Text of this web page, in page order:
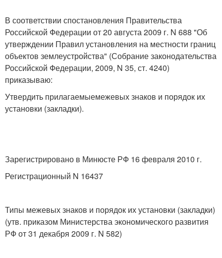
В соответствии спостановления Правительства
Российской Федерации от 20 августа 2009 г. N 688 "Об
утверждении Правил установления на местности границ
объектов землеустройства" (Собрание законодательства
Российской Федерации, 2009, N 35, ст. 4240)
приказываю:
Утвердить прилагаемыемежевых знаков и порядок их
установки (закладки).
Зарегистрировано в Минюсте РФ 16 февраля 2010 г.
Регистрационный N 16437
Типы межевых знаков и порядок их установки (закладки)
(утв. приказом Министерства экономического развития
РФ от 31 декабря 2009 г. N 582)